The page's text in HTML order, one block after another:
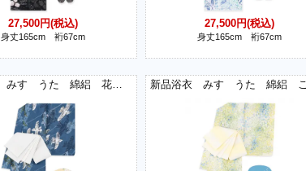
27,500円(税込)
身丈165cm 裄67cm
27,500円(税込)
身丈165cm 裄67cm
新品浴衣 みすゞうた 綿絽 花と鳥